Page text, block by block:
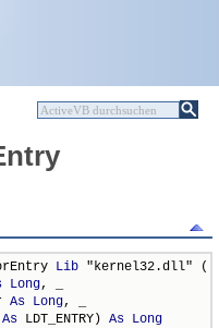
Lib "kernel32.dll" (
Long, _
As Long, _
As LDT_ENTRY) As Long